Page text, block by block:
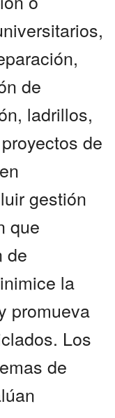
de
ladrillos,
de
gestión
que
de
la
promueva
Los
de